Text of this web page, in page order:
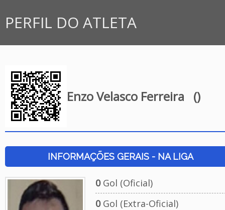
PERFIL DO ATLETA
Enzo Velasco Ferreira ()
INFORMAÇÕES GERAIS - NA LIGA
0Gol (Oficial)
0Gol (Extra-Oficial)